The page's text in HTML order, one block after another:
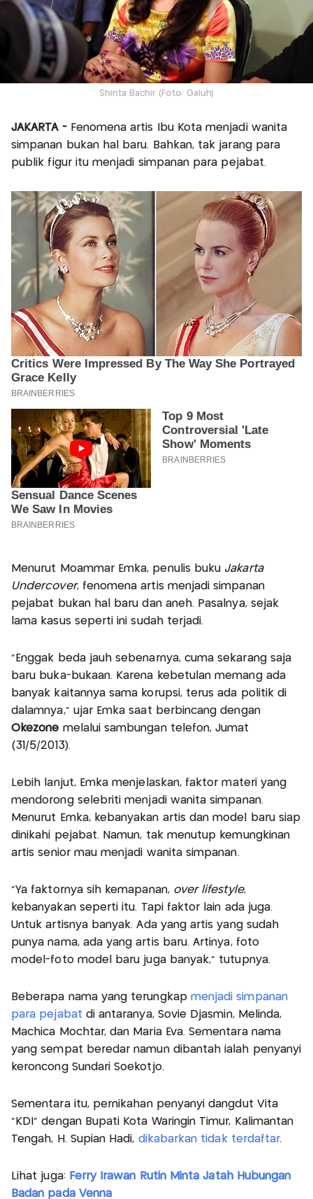
Shinta Bachir (Foto: Galuh)
JAKARTA - Fenomena artis Ibu Kota menjadi wanita
simpanan bukan hal baru. Bahkan, tak jarang para
publik figur itu menjadi simpanan para pejabat.
Menurut Moammar Emka, penulis buku Jakarta
Undercover, fenomena artis menjadi simpanan
pejabat bukan hal baru dan aneh. Pasalnya, sejak
lama kasus seperti ini sudah terjadi.
"Enggak beda jauh sebenarnya, cuma sekarang saja
baru buka-bukaan. Karena kebetulan memang ada
banyak kaitannya sama korupsi, terus ada politik di
dalamnya," ujar Emka saat berbincang dengan
Okezone melalui sambungan telefon, Jumat
(31/5/2013).
Lebih lanjut, Emka menjelaskan, faktor materi yang
mendorong selebriti menjadi wanita simpanan.
Menurut Emka, kebanyakan artis dan model baru siap
dinikahi pejabat. Namun, tak menutup kemungkinan
artis senior mau menjadi wanita simpanan.
"Ya faktornya sih kemapanan, over lifestyle,
kebanyakan seperti itu. Tapi faktor lain ada juga.
Untuk artisnya banyak. Ada yang artis yang sudah
punya nama, ada yang artis baru. Artinya, foto
model-foto model baru juga banyak," tutupnya.
Beberapa nama yang terungkap menjadi simpanan
para pejabat di antaranya, Sovie Djasmin, Melinda,
Machica Mochtar, dan Maria Eva. Sementara nama
yang sempat beredar namun dibantah ialah penyanyi
keroncong Sundari Soekotjo.
Sementara itu, pernikahan penyanyi dangdut Vita
"KDI" dengan Bupati Kota Waringin Timur, Kalimantan
Tengah, H. Supian Hadi, dikabarkan tidak terdaftar.
Lihat juga: Ferry Irawan Rutin Minta Jatah Hubungan
Badan pada Venna